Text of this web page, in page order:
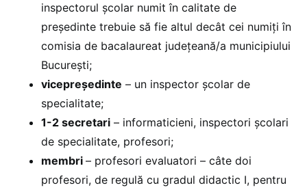
inspectorul şcolar numit în calitate de
preşedinte trebuie să fie altul decât cei numiţi în
comisia de bacalaureat judeţeană/a municipiului
Bucureşti;
vicepreşedinte – un inspector şcolar de
specialitate;
1-2 secretari – informaticieni, inspectori şcolari
de specialitate, profesori;
membri – profesori evaluatori – câte doi
profesori, de regulă cu gradul didactic I, pentru